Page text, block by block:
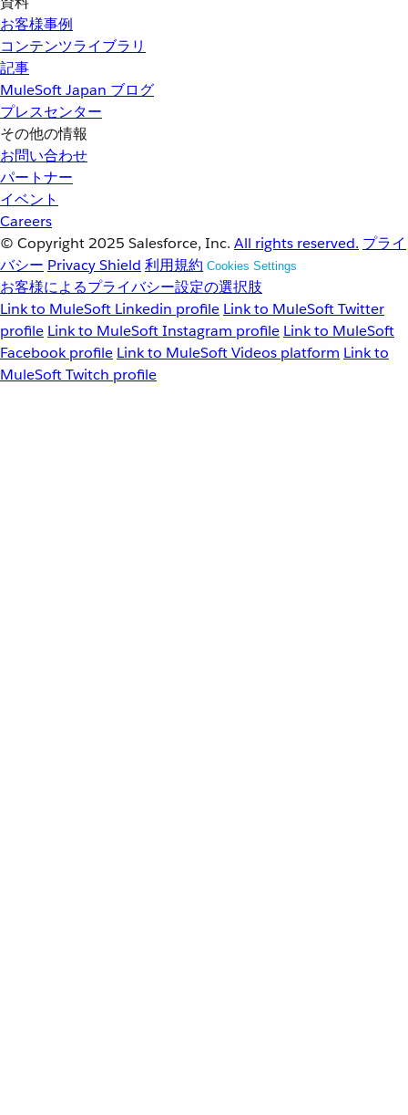
お客様事例
コンテンツライブラリ
記事
MuleSoft Japan ブログ
プレスセンター
その他の情報
お問い合わせ
パートナー
イベント
Careers
© Copyright 2025 Salesforce, Inc. All rights reserved. プライ
バシー Privacy Shield 利用規約 Cookies Settings
お客様によるプライバシー設定の選択肢
Link to MuleSoft Linkedin profile Link to MuleSoft Twitter
profile Link to MuleSoft Instagram profile Link to MuleSoft
Facebook profile Link to MuleSoft Videos platform Link to
MuleSoft Twitch profile